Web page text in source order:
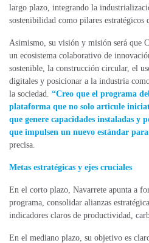
largo plazo, integrando la
sostenibilidad como pilares estratégicos
Asimismo, su visión y misión será que
un ecosistema colaborativo de
sostenible, la construcción circular, el
digitales y posicionar a la industria
la sociedad. “Creo que el programa
plataforma que no solo articule
que genere capacidades instaladas y
que impulsen un nuevo estándar
precisa.
Metas estratégicas y ejes cruciales
En el corto plazo, Navarrete apunta a
programa, consolidar alianzas
indicadores claros de productividad,
En el mediano plazo, su objetivo es